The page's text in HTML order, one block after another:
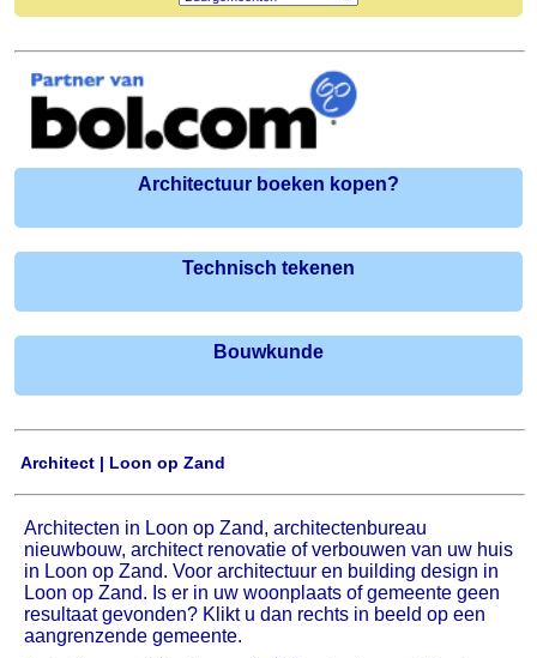
Architectuur boeken kopen?
Technisch tekenen
Bouwkunde
Architect | Loon op Zand
Architecten in Loon op Zand, architectenbureau
nieuwbouw, architect renovatie of verbouwen van uw huis
in Loon op Zand. Voor architectuur en building design in
Loon op Zand. Is er in uw woonplaats of gemeente geen
resultaat gevonden? Klikt u dan rechts in beeld op een
aangrenzende gemeente.